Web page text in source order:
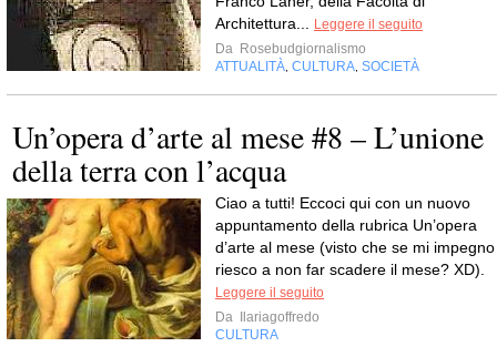
Architettura...
Leggere il seguito
Da Rosebudgiornalismo
ATTUALITÀ CULTURA SOCIETÀ
Un’opera d’arte al mese #8 – L’unione
della terra con l’acqua
Ciao a tutti! Eccoci qui con un nuovo
appuntamento della rubrica Un’opera
d’arte al mese (visto che se mi impegno
riesco a non far scadere il mese? XD).
Leggere il seguito
Da
Ilariagoffredo
CULTURA